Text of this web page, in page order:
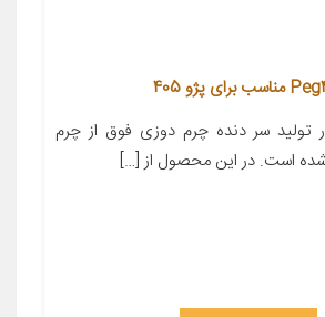
سر دنده چرم دوزی فوق از چرم
شده است. در این محصول از […]